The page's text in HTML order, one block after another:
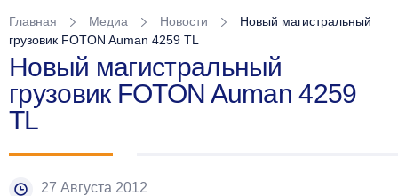
Главная Медиа Новости
Новый магистральный
грузовик FOTON Auman 4259 TL
Новый магистральный
грузовик FOTON Auman 4259
TL
27 Августа 2012